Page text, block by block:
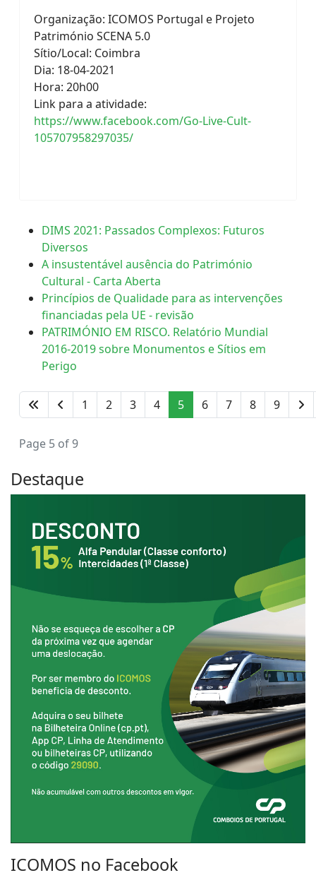
Organização: ICOMOS Portugal e Projeto
Património SCENA 5.0
Sítio/Local: Coimbra
Dia: 18-04-2021
Hora: 20h00
Link para a atividade:
https://www.facebook.com/Go-Live-Cult-
105707958297035/
DIMS 2021: Passados Complexos: Futuros
Diversos
A insustentável ausência do Património
Cultural - Carta Aberta
Princípios de Qualidade para as intervenções
financiadas pela UE - revisão
PATRIMÓNIO EM RISCO. Relatório Mundial
2016-2019 sobre Monumentos e Sítios em
Perigo
1 2 3 4 5 6 7 8 9
Page 5 of 9
Destaque
ICOMOS no Facebook